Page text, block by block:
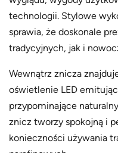
technologii. Stylowe
sprawia, że doskonale
tradycyjnych, jak i
Wewnątrz znicza
oświetlenie LED
przypominające
znicz tworzy spokojną i
konieczności używania